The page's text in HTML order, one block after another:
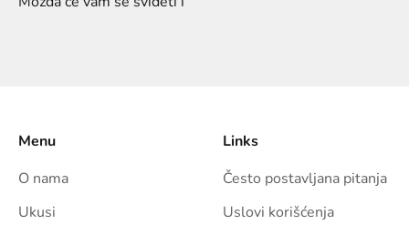
Menu
O nama
Ukusi
Links
Često postavljana pitanja
Uslovi korišćenja